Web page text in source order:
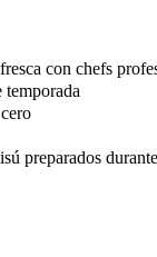
con chefs
temporada
preparados